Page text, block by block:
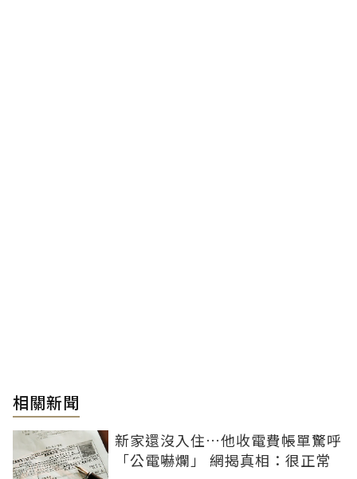
相關新聞
新家還沒入住…他收電費帳單驚呼
「公電嚇爛」 網揭真相：很正常